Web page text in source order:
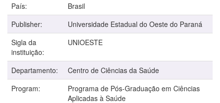
País:
Brasil
Publisher:
Universidade Estadual do Oeste do Paraná
Sigla da
instituição:
UNIOESTE
Departamento:
Centro de Ciências da Saúde
Program:
Programa de Pós-Graduação em Ciências
Aplicadas à Saúde